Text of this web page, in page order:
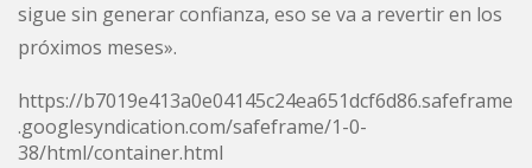
sigue sin generar confianza, eso se va a revertir en los
próximos meses».
https://b7019e413a0e04145c24ea651dcf6d86.safeframe
.googlesyndication.com/safeframe/1-0-
38/html/container.html